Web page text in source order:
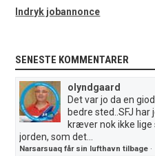
Indryk jobannonce
SENESTE KOMMENTARER
olyndgaard
Det var jo da en
bedre sted..SFJ
kræver nok ikke
jorden, som det...
Narsarsuaq får sin lufthavn tilbage